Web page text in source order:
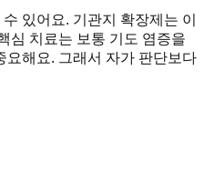
있어요. 기관지 확장제는 이
심 치료는 보통 기도 염증을
요해요. 그래서 자가 판단보다